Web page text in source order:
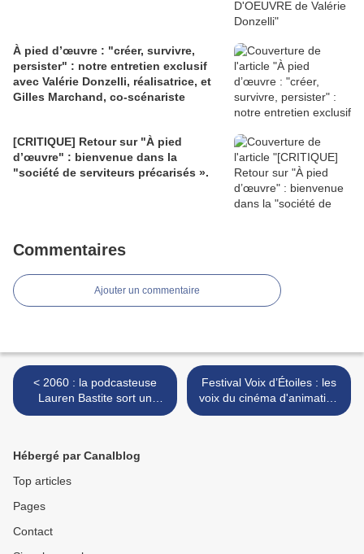
À pied d’œuvre : "créer, survivre,
persister" : notre entretien exclusif
avec Valérie Donzelli, réalisatrice, et
Gilles Marchand, co-scénariste
[CRITIQUE] Retour sur "À pied
d’œuvre" : bienvenue dans la
"société de serviteurs précarisés ».
Commentaires
Ajouter un commentaire
< 2060 : la podcasteuse
Lauren Bastite sort un
premier roman dystopique
Festival Voix d’Étoiles : les
voix du cinéma d'animation
à l'honneur à Port Leucate
Hébergé par Canalblog
Top articles
Pages
Contact